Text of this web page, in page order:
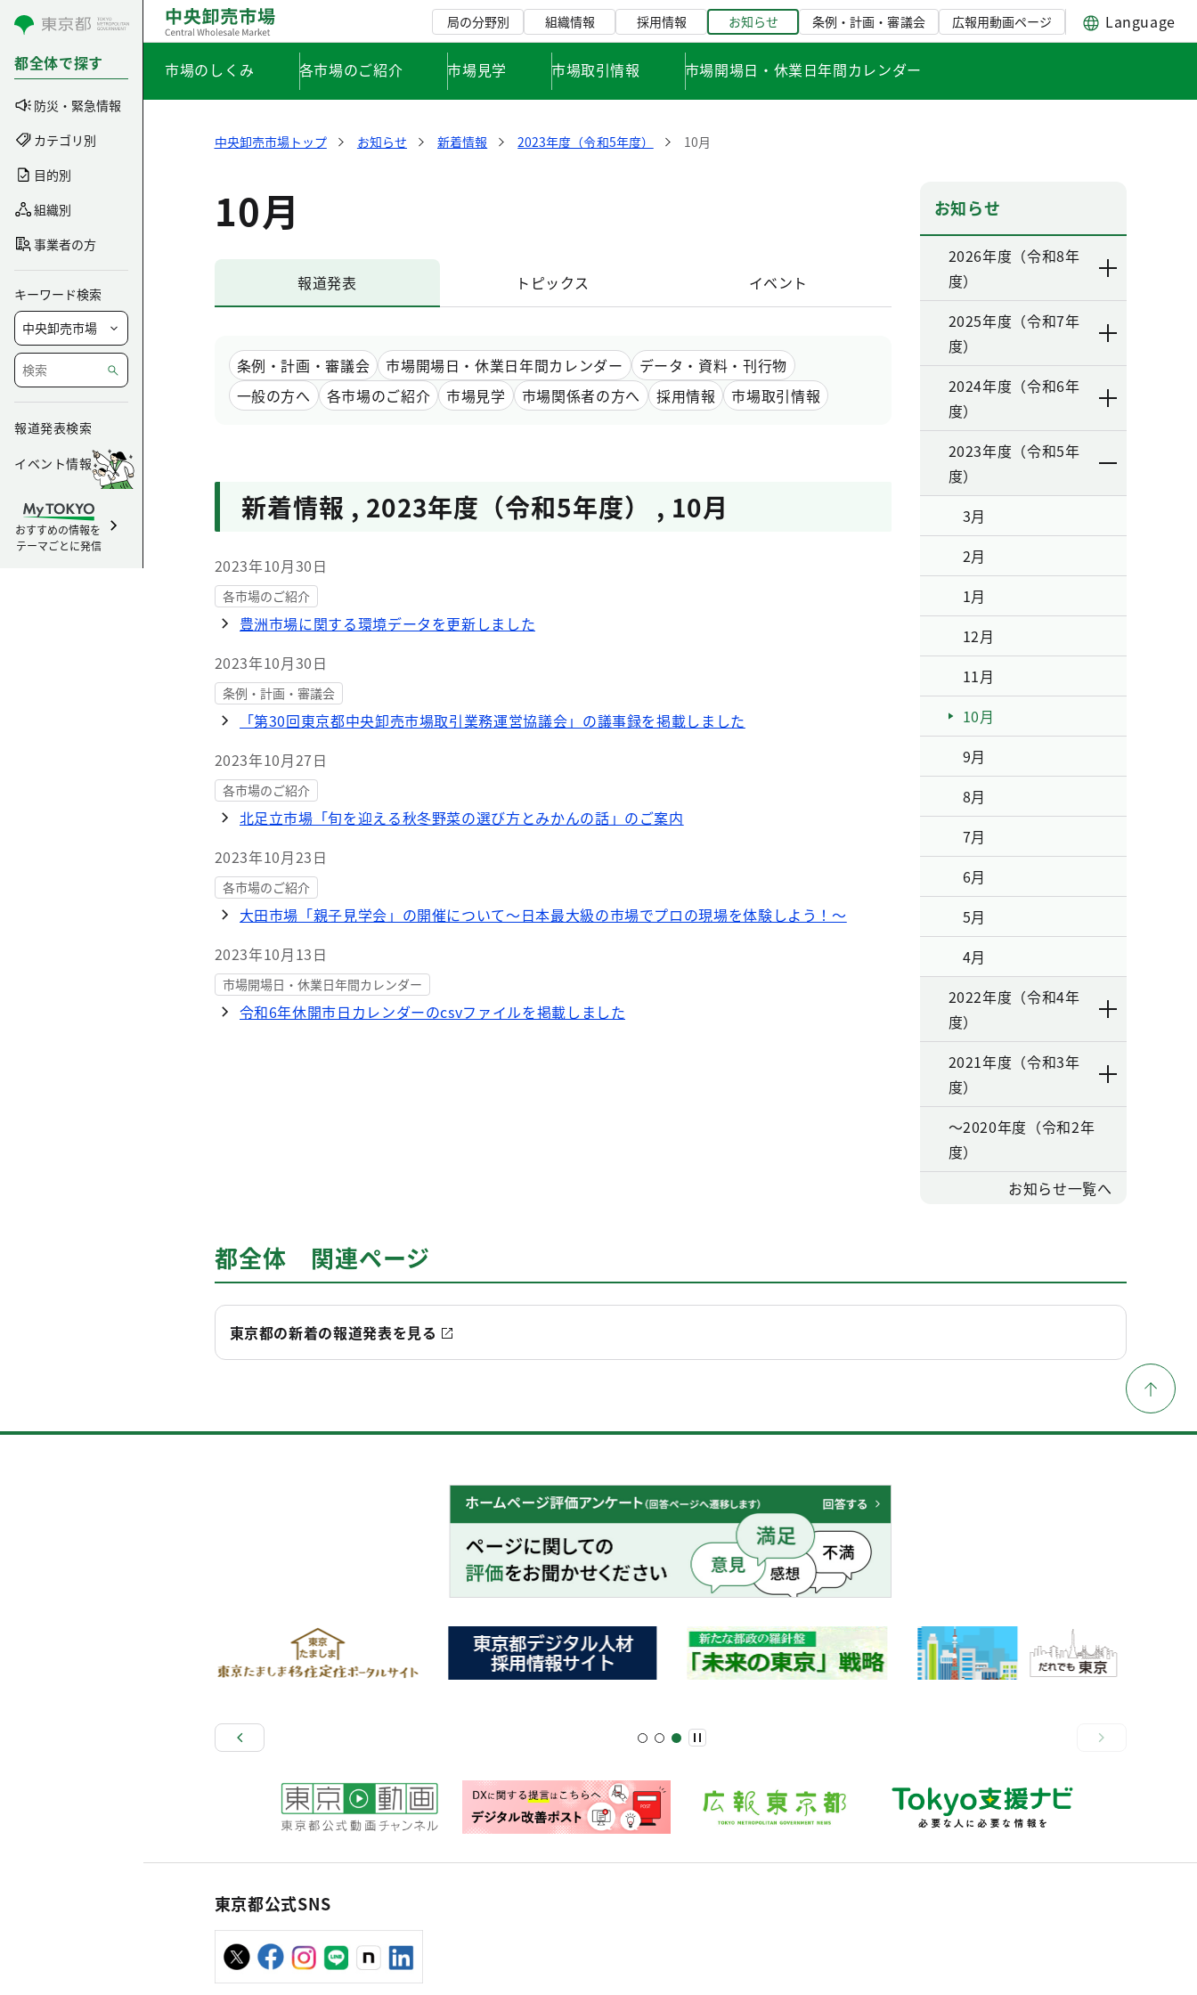
コンテンツにスキップ
都全体で探す
防災・緊急情報
カテゴリ別
目的別
組織別
事業者の方
キーワード検索
報道発表検索
イベント情報
おすすめの情報を
テーマごとに発信
局の分野別 組織情報 採用情報 お知らせ 条例・計画・審議会 広報用動画ページ Language
市場のしくみ 各市場のご紹介 市場見学 市場取引情報 市場開場日・休業日年間カレンダー
中央卸売市場トップ お知らせ 新着情報 2023年度（令和5年度） 10月
10月
報道発表 トピックス イベント
条例・計画・審議会 市場開場日・休業日年間カレンダー
データ・資料・刊行物
一般の方へ
各市場のご紹介 市場見学 市場関係者の方へ 採用情報 市場取引情報
新着情報 , 2023年度（令和5年度） , 10月
2023年10月30日
各市場のご紹介
豊洲市場に関する環境データを更新しました
2023年10月30日
条例・計画・審議会
「第30回東京都中央卸売市場取引業務運営協議会」の議事録を掲載しました
2023年10月27日
各市場のご紹介
北足立市場「旬を迎える秋冬野菜の選び方とみかんの話」のご案内
2023年10月23日
各市場のご紹介
大田市場「親子見学会」の開催について～日本最大級の市場でプロの現場を体験しよう！～
2023年10月13日
市場開場日・休業日年間カレンダー
令和6年休開市日カレンダーのcsvファイルを掲載しました
お知らせ
2026年度（令和8年
度）
2025年度（令和7年
度）
2024年度（令和6年
度）
2023年度（令和5年
度）
3月
2月
1月
12月
11月
10月
9月
8月
7月
6月
5月
4月
2022年度（令和4年
度）
2021年度（令和3年
度）
～2020年度（令和2年
度）
お知らせ一覧へ
都全体 関連ページ
東京都の新着の報道発表を見る
東京都公式SNS